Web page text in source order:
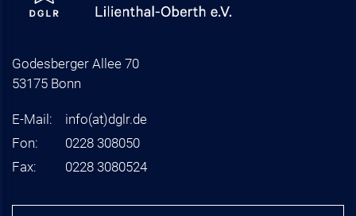
Godesberger Allee 70
53175 Bonn
E-Mail: info(at)dglr.de
Fon:
0228 308050
Fax:
0228 3080524